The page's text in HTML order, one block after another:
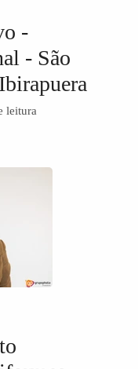
-
- São
leitura